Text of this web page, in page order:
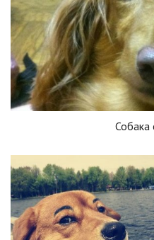
Собака